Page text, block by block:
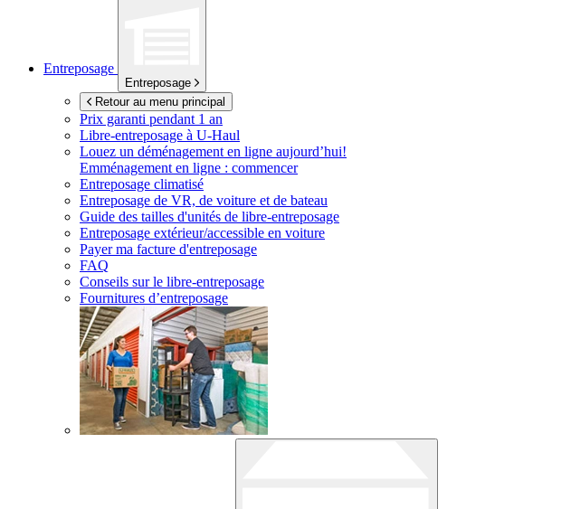
Entreposage
Entreposage
Retour au menu principal
Prix garanti pendant 1 an
Libre-entreposage à U-Haul
Louez un déménagement en ligne aujourd’hui!
Emménagement en ligne : commencer
Entreposage climatisé
Entreposage de VR, de voiture et de bateau
Guide des tailles d'unités de libre-entreposage
Entreposage extérieur/accessible en voiture
Payer ma facture d'entreposage
FAQ
Conseils sur le libre-entreposage
Fournitures d’entreposage